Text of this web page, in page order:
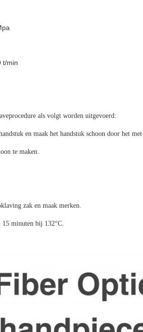
t/min
als volgt worden uitgevoerd:
en maak het handstuk schoon door het
te maken.
zak en maak merken.
minuten bij 132°C.